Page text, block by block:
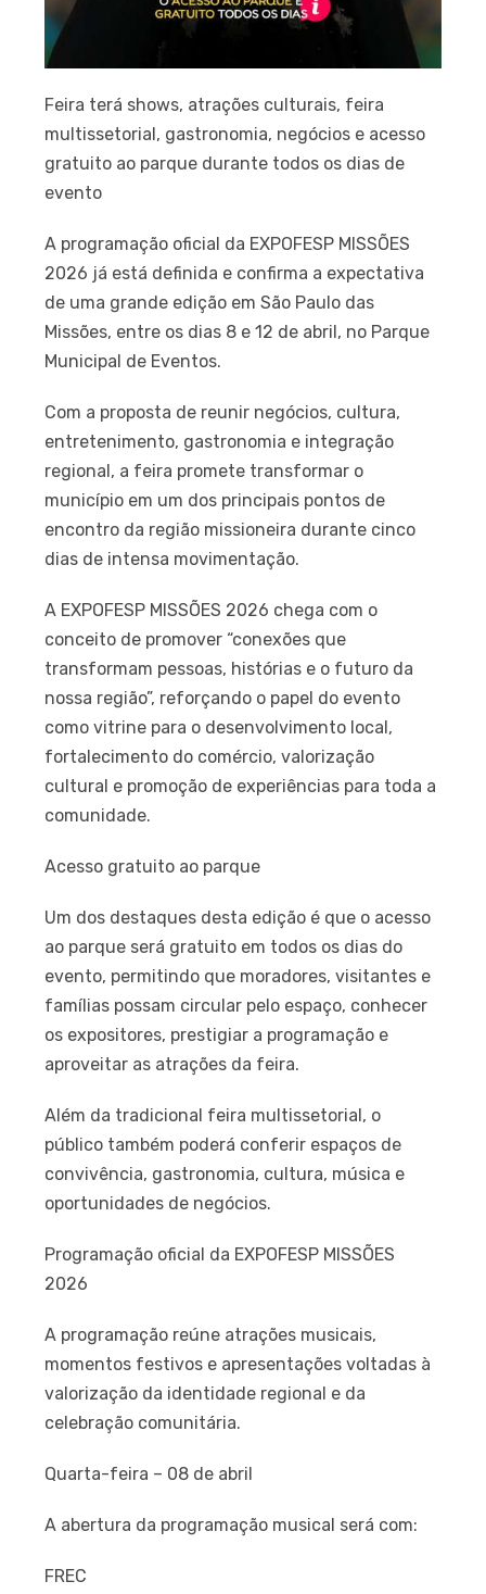
Feira terá shows, atrações culturais, feira
multissetorial, gastronomia, negócios e acesso
gratuito ao parque durante todos os dias de
evento
A programação oficial da EXPOFESP MISSÕES
2026 já está definida e confirma a expectativa
de uma grande edição em São Paulo das
Missões, entre os dias 8 e 12 de abril, no Parque
Municipal de Eventos.
Com a proposta de reunir negócios, cultura,
entretenimento, gastronomia e integração
regional, a feira promete transformar o
município em um dos principais pontos de
encontro da região missioneira durante cinco
dias de intensa movimentação.
A EXPOFESP MISSÕES 2026 chega com o
conceito de promover “conexões que
transformam pessoas, histórias e o futuro da
nossa região”, reforçando o papel do evento
como vitrine para o desenvolvimento local,
fortalecimento do comércio, valorização
cultural e promoção de experiências para toda a
comunidade.
Acesso gratuito ao parque
Um dos destaques desta edição é que o acesso
ao parque será gratuito em todos os dias do
evento, permitindo que moradores, visitantes e
famílias possam circular pelo espaço, conhecer
os expositores, prestigiar a programação e
aproveitar as atrações da feira.
Além da tradicional feira multissetorial, o
público também poderá conferir espaços de
convivência, gastronomia, cultura, música e
oportunidades de negócios.
Programação oficial da EXPOFESP MISSÕES
2026
A programação reúne atrações musicais,
momentos festivos e apresentações voltadas à
valorização da identidade regional e da
celebração comunitária.
Quarta-feira – 08 de abril
A abertura da programação musical será com:
FREC